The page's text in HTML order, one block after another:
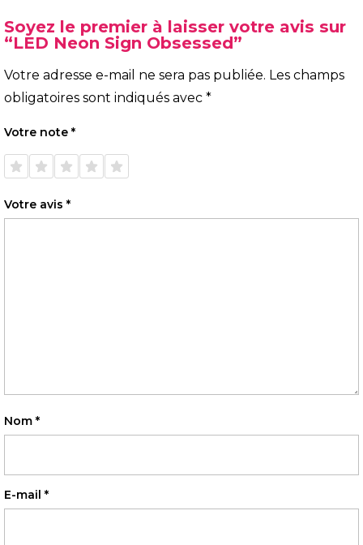
Soyez le premier à laisser votre avis sur
“LED Neon Sign Obsessed”
Votre adresse e-mail ne sera pas publiée. Les champs
obligatoires sont indiqués avec *
Votre note *
1 étoile
sur 5
2 étoiles
sur 5
3 étoiles
sur 5
4 étoiles
sur 5
5 étoiles
sur 5
Votre avis *
Nom *
E-mail *